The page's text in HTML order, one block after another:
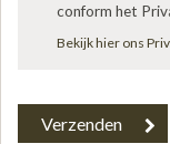
conform het
Bekijk hier ons